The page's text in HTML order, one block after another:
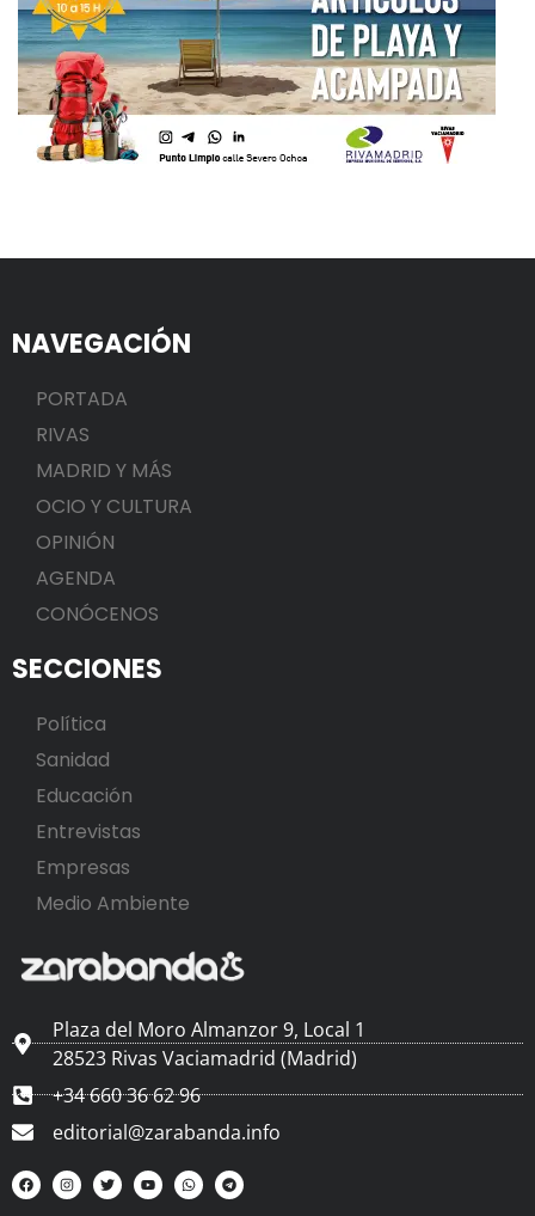
NAVEGACIÓN
PORTADA
RIVAS
MADRID Y MÁS
OCIO Y CULTURA
OPINIÓN
AGENDA
CONÓCENOS
SECCIONES
Política
Sanidad
Educación
Entrevistas
Empresas
Medio Ambiente
Plaza del Moro Almanzor 9, Local 1
28523 Rivas Vaciamadrid (Madrid)
+34 660 36 62 96
editorial@zarabanda.info